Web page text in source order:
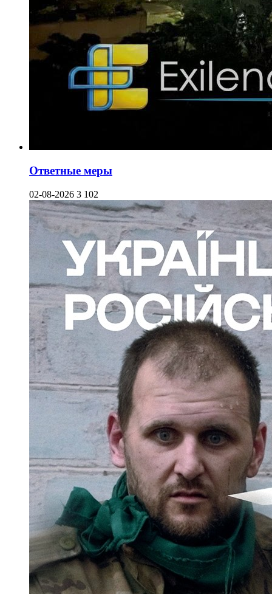
Ответные меры
02-08-2026 3 102